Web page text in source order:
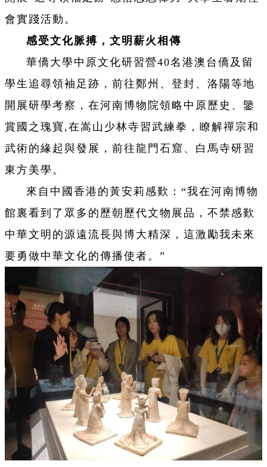
會實踐活動。
感受文化脈搏，文明薪火相傳
華僑大學中原文化研習營40名港澳台僑及留
學生追尋領袖足跡，前往鄭州、登封、洛陽等地
開展研學考察，在河南博物院領略中原歷史、鑒
賞國之瑰寶,在嵩山少林寺習武練拳，瞭解禪宗和
武術的緣起與發展，前往龍門石窟、白馬寺研習
東方美學。
來自中國香港的黃安莉感歎：“我在河南博物
館裏看到了眾多的歷朝歷代文物展品，不禁感歎
中華文明的源遠流長與博大精深，這激勵我未來
要勇做中華文化的傳播使者。”